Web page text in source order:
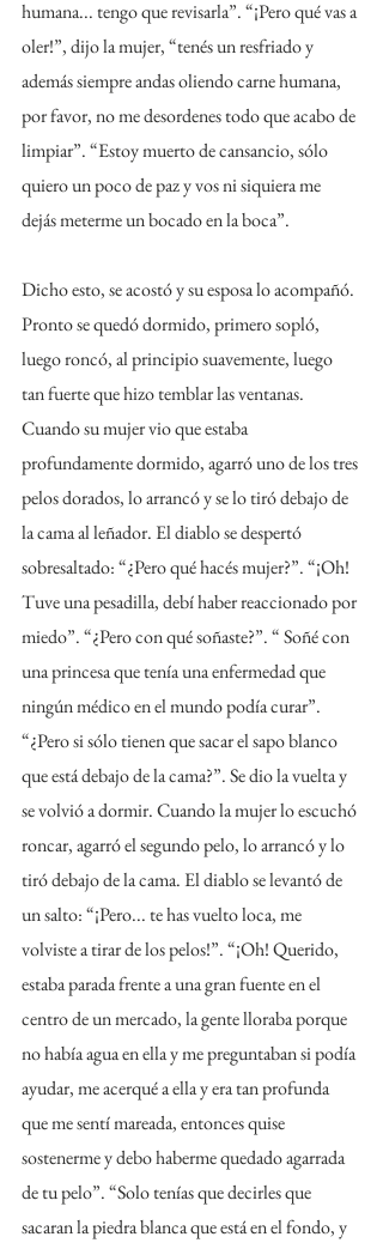
humana... tengo que revisarla”. “¡Pero qué vas a
oler!”, dijo la mujer, “tenés un resfriado y
además siempre andas oliendo carne humana,
por favor, no me desordenes todo que acabo de
limpiar”. “Estoy muerto de cansancio, sólo
quiero un poco de paz y vos ni siquiera me
dejás meterme un bocado en la boca”.
Dicho esto, se acostó y su esposa lo acompañó.
Pronto se quedó dormido, primero sopló,
luego roncó, al principio suavemente, luego
tan fuerte que hizo temblar las ventanas.
Cuando su mujer vio que estaba
profundamente dormido, agarró uno de los tres
pelos dorados, lo arrancó y se lo tiró debajo de
la cama al leñador. El diablo se despertó
sobresaltado: “¿Pero qué hacés mujer?”. “¡Oh!
Tuve una pesadilla, debí haber reaccionado por
miedo”. “¿Pero con qué soñaste?”. “ Soñé con
una princesa que tenía una enfermedad que
ningún médico en el mundo podía curar”.
“¿Pero si sólo tienen que sacar el sapo blanco
que está debajo de la cama?”. Se dio la vuelta y
se volvió a dormir. Cuando la mujer lo escuchó
roncar, agarró el segundo pelo, lo arrancó y lo
tiró debajo de la cama. El diablo se levantó de
un salto: “¡Pero... te has vuelto loca, me
volviste a tirar de los pelos!”. “¡Oh! Querido,
estaba parada frente a una gran fuente en el
centro de un mercado, la gente lloraba porque
no había agua en ella y me preguntaban si podía
ayudar, me acerqué a ella y era tan profunda
que me sentí mareada, entonces quise
sostenerme y debo haberme quedado agarrada
de tu pelo”. “Solo tenías que decirles que
sacaran la piedra blanca que está en el fondo, y